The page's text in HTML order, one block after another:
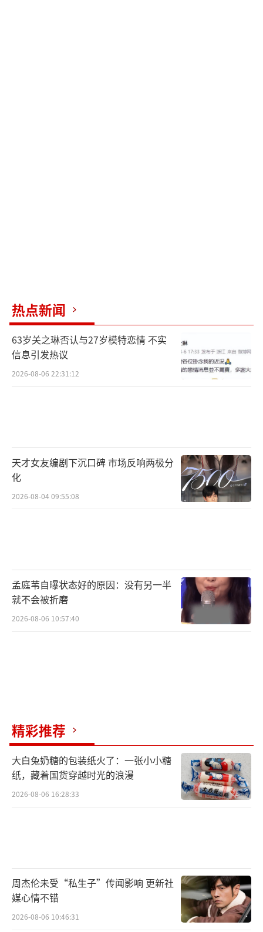
入坑，这场关于勇气与牺牲的史诗之战都值得
期待。（责任编辑：卢其龙 CL0882）
热点新闻
63岁关之琳否认与27岁模特恋情 不实
信息引发热议
2026-08-06 22:31:12
天才女友编剧下沉口碑 市场反响两极分
化
2026-08-04 09:55:08
孟庭苇自曝状态好的原因：没有另一半
就不会被折磨
2026-08-06 10:57:40
精彩推荐
大白兔奶糖的包装纸火了：一张小小糖
纸，藏着国货穿越时光的浪漫
2026-08-06 16:28:33
周杰伦未受“私生子”传闻影响 更新社
媒心情不错
2026-08-06 10:46:31